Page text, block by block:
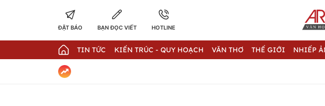
ĐẶT BÁO BẠN ĐỌC VIẾT HOTLINE
TIN TỨC KIẾN TRÚC - QUY HOẠCH VĂN THƠ THẾ GIỚI NHIẾP